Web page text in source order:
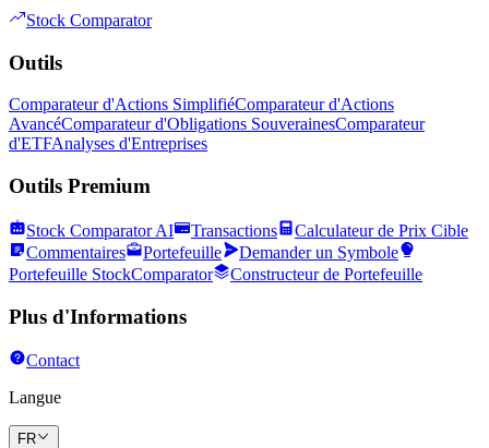
Stock Comparator
Outils
Comparateur d'Actions SimplifiéComparateur d'Actions
AvancéComparateur d'Obligations SouverainesComparateur
d'ETFAnalyses d'Entreprises
Outils Premium
Stock Comparator AI Transactions
Calculateur de Prix Cible
Commentaires
Portefeuille
Demander un Symbole
Portefeuille StockComparator
Constructeur de Portefeuille
Plus d'Informations
Contact
Langue
FR